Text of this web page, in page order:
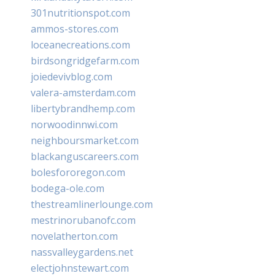
301nutritionspot.com
ammos-stores.com
loceanecreations.com
birdsongridgefarm.com
joiedevivblog.com
valera-amsterdam.com
libertybrandhemp.com
norwoodinnwi.com
neighboursmarket.com
blackanguscareers.com
bolesfororegon.com
bodega-ole.com
thestreamlinerlounge.com
mestrinorubanofc.com
novelatherton.com
nassvalleygardens.net
electjohnstewart.com